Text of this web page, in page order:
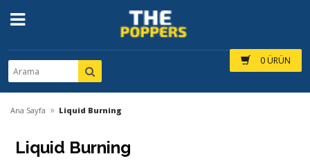
0 ÜRÜN
Ana Sayfa » Liquid Burning
Liquid Burning